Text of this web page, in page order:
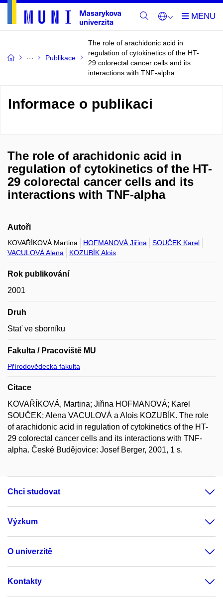
Publikace
The role of arachidonic acid in
regulation of cytokinetics of the HT-
29 colorectal cancer cells and its
interactions with TNF-alpha
Informace o publikaci
The role of arachidonic acid in
regulation of cytokinetics of the HT-
29 colorectal cancer cells and its
interactions with TNF-alpha
Autoři
KOVAŘÍKOVÁ Martina HOFMANOVÁ Jiřina
SOUČEK Karel
VACULOVÁ Alena
KOZUBÍK Alois
Rok publikování
2001
Druh
Stať ve sborníku
Fakulta / Pracoviště MU
Přírodovědecká fakulta
Citace
KOVAŘÍKOVÁ, Martina; Jiřina HOFMANOVÁ; Karel
SOUČEK; Alena VACULOVÁ a Alois KOZUBÍK. The role
of arachidonic acid in regulation of cytokinetics of the HT-
29 colorectal cancer cells and its interactions with TNF-
alpha. České Budějovice: Josef Berger, 2001, 1 s.
Chci studovat
Výzkum
O univerzitě
Kontakty